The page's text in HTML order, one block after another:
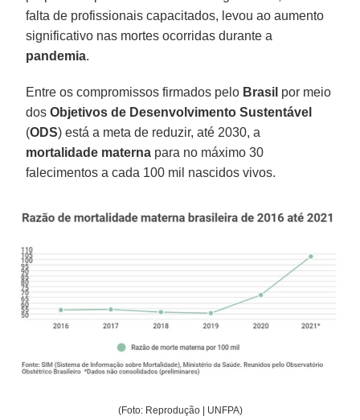
falta de profissionais capacitados, levou ao aumento
significativo nas mortes ocorridas durante a
pandemia.
Entre os compromissos firmados pelo Brasil por meio
dosObjetivos de Desenvolvimento Sustentável
(ODS) está a meta de reduzir, até 2030, a
mortalidade materna para no máximo 30
falecimentos a cada 100 mil nascidos vivos.
(Foto: Reprodução | UNFPA)